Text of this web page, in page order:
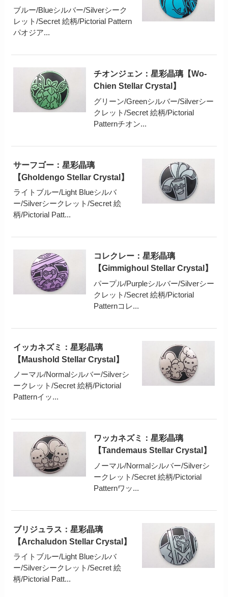
ブルー/Blueシルバー/Silverシーク
レット/Secret 絵柄/Pictorial Pattern
パオジア...
チオンジェン：星彩晶璃【Wo-
Chien Stellar Crystal】
グリーン/Greenシルバー/Silverシー
クレット/Secret 絵柄/Pictorial
Patternチオン...
サーフゴー：星彩晶璃
【Gholdengo Stellar Crystal】
ライトブルー/Light Blueシルバ
ー/Silverシークレット/Secret 絵
柄/Pictorial Patt...
コレクレー：星彩晶璃
【Gimmighoul Stellar Crystal】
パープル/Purpleシルバー/Silverシー
クレット/Secret 絵柄/Pictorial
Patternコレ...
イッカネズミ：星彩晶璃
【Maushold Stellar Crystal】
ノーマル/Normalシルバー/Silverシ
ークレット/Secret 絵柄/Pictorial
Patternイッ...
ワッカネズミ：星彩晶璃
【Tandemaus Stellar Crystal】
ノーマル/Normalシルバー/Silverシ
ークレット/Secret 絵柄/Pictorial
Patternワッ...
ブリジュラス：星彩晶璃
【Archaludon Stellar Crystal】
ライトブルー/Light Blueシルバ
ー/Silverシークレット/Secret 絵
柄/Pictorial Patt...